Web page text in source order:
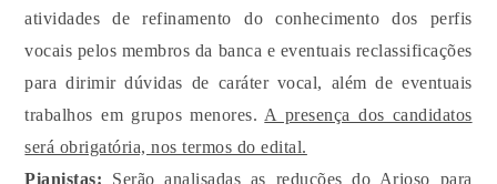
atividades de refinamento do conhecimento dos perfis
vocais pelos membros da banca e eventuais reclassificações
para dirimir dúvidas de caráter vocal, além de eventuais
trabalhos em grupos menores. A presença dos candidatos
será obrigatória, nos termos do edital.
Pianistas: Serão analisadas as reduções do Arioso para